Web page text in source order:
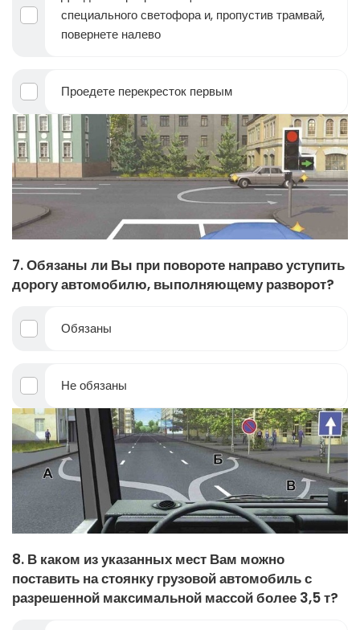
специального светофора и, пропустив трамвай,
повернете налево
Проедете перекресток первым
7. Обязаны ли Вы при повороте направо уступить
дорогу автомобилю, выполняющему разворот?
Обязаны
Не обязаны
8. В каком из указанных мест Вам можно
поставить на стоянку грузовой автомобиль с
разрешенной максимальной массой более 3,5 т?